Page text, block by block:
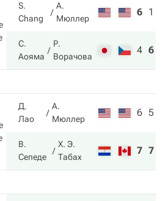
S.
Chang
А.
Мюллер
6 1
С.
Аояма
Р.
Ворачова
4 6
Д.
Лао
А.
Мюллер
6 5
В.
Сепеде
Х. Э.
Табах
7 7